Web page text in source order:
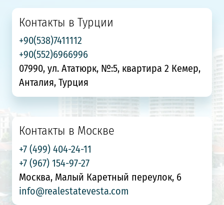
Контакты в Турции
+90(538)7411112
+90(552)6966996
07990, ул. Ататюрк, №:5, квартира 2 Кемер,
Анталия, Турция
Контакты в Москве
+7 (499) 404-24-11
+7 (967) 154-97-27
Москва, Малый Каретный переулок, 6
info@realestatevesta.com